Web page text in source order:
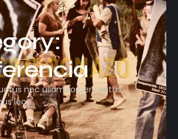
nec ullamcorper mattis,
leo.